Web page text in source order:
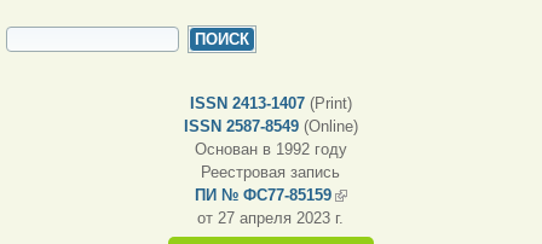
ФОРМА ПОИСКА
ISSN 2413-1407 (Print)
ISSN 2587-8549 (Online)
Основан в 1992 году
Реестровая запись
ПИ № ФС77-85159 (внешняя ссылка)
от 27 апреля 2023 г.